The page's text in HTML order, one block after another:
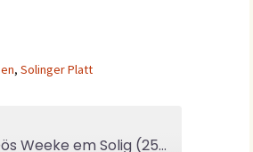
, Solinger Platt
Solinger Platt Nachrichten - Dös Weeke em Solig (25/18)